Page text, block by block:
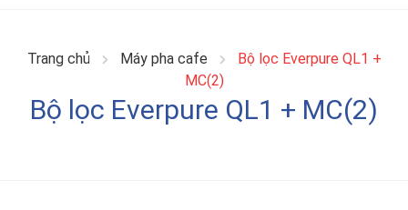
Trang chủ Máy pha cafe
Bộ lọc Everpure QL1 +
MC(2)
Bộ lọc Everpure QL1 + MC(2)